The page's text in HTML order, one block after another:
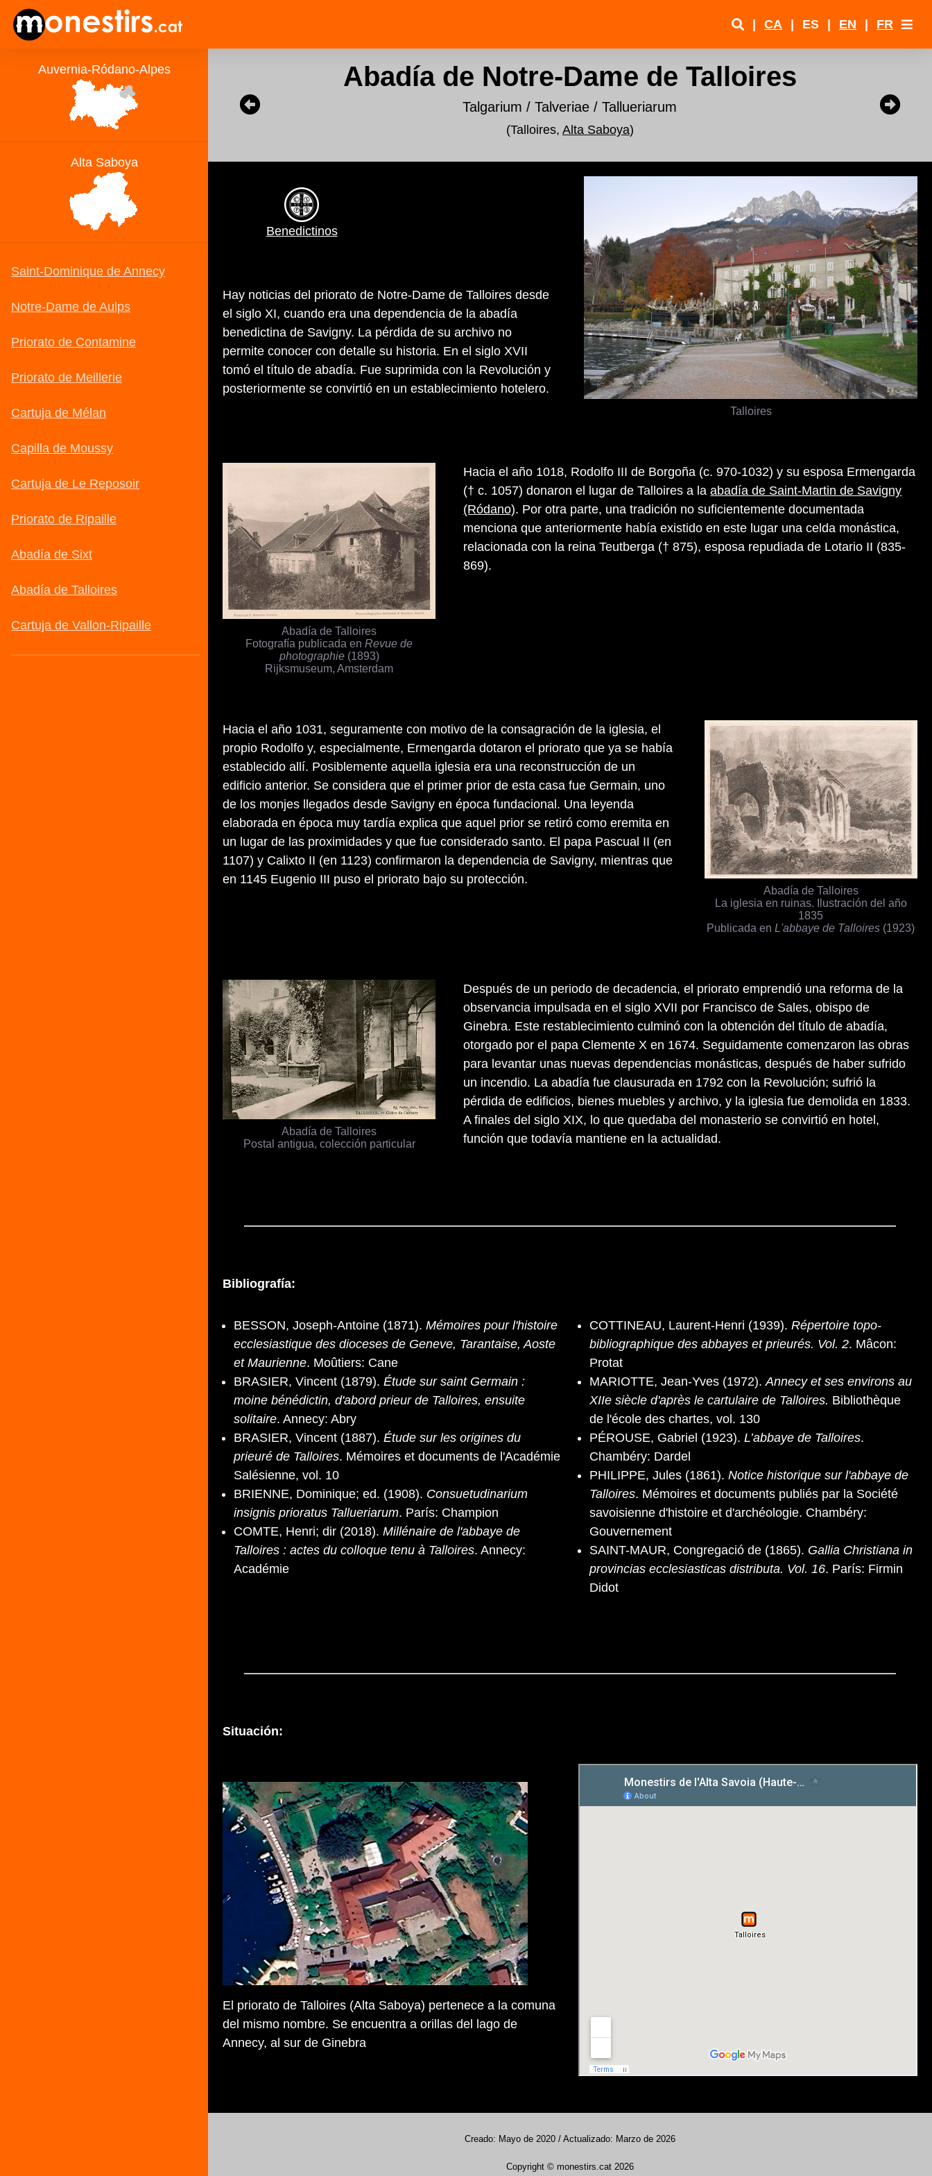
| CA | ES | EN | FR
Abadía de Notre-Dame de Talloires
Talgarium / Talveriae / Tallueriarum
(Talloires, Alta Saboya)
Talloires
Benedictinos
Hay noticias del priorato de Notre-Dame de Talloires desde
el siglo XI, cuando era una dependencia de la abadía
benedictina de Savigny. La pérdida de su archivo no
permite conocer con detalle su historia. En el siglo XVII
tomó el título de abadía. Fue suprimida con la Revolución y
posteriormente se convirtió en un establecimiento hotelero.
Abadía de Talloires
Fotografía publicada enRevue de
photographie(1893)
Rijksmuseum, Amsterdam
Hacia el año 1018, Rodolfo III de Borgoña (c. 970-1032) y su esposa Ermengarda
(† c. 1057) donaron el lugar de Talloires a laabadía de Saint-Martin de Savigny
(Ródano). Por otra parte, una tradición no suficientemente documentada
menciona que anteriormente había existido en este lugar una celda monástica,
relacionada con la reina Teutberga († 875), esposa repudiada de Lotario II (835-
869).
Hacia el año 1031, seguramente con motivo de la consagración de la iglesia, el
propio Rodolfo y, especialmente, Ermengarda dotaron el priorato que ya se había
establecido allí. Posiblemente aquella iglesia era una reconstrucción de un
edificio anterior. Se considera que el primer prior de esta casa fue Germain, uno
de los monjes llegados desde Savigny en época fundacional. Una leyenda
elaborada en época muy tardía explica que aquel prior se retiró como eremita en
un lugar de las proximidades y que fue considerado santo. El papa Pascual II (en
1107) y Calixto II (en 1123) confirmaron la dependencia de Savigny, mientras que
en 1145 Eugenio III puso el priorato bajo su protección.
Abadía de Talloires
La iglesia en ruinas. Ilustración del año
1835
Publicada enL'abbaye de Talloires (1923)
Abadía de Talloires
Postal antigua, colección particular
Después de un periodo de decadencia, el priorato emprendió una reforma de la
observancia impulsada en el siglo XVII por Francisco de Sales, obispo de
Ginebra. Este restablecimiento culminó con la obtención del título de abadía,
otorgado por el papa Clemente X en 1674. Seguidamente comenzaron las obras
para levantar unas nuevas dependencias monásticas, después de haber sufrido
un incendio. La abadía fue clausurada en 1792 con la Revolución; sufrió la
pérdida de edificios, bienes muebles y archivo, y la iglesia fue demolida en 1833.
A finales del siglo XIX, lo que quedaba del monasterio se convirtió en hotel,
función que todavía mantiene en la actualidad.
Bibliografía:
BESSON, Joseph-Antoine (1871). Mémoires pour l'histoire
ecclesiastique des dioceses de Geneve, Tarantaise, Aoste
et Maurienne. Moûtiers: Cane
BRASIER, Vincent (1879). Étude sur saint Germain :
moine bénédictin, d'abord prieur de Talloires, ensuite
solitaire. Annecy: Abry
BRASIER, Vincent (1887). Étude sur les origines du
prieuré de Talloires. Mémoires et documents de l'Académie
Salésienne, vol. 10
BRIENNE, Dominique; ed. (1908). Consuetudinarium
insignis prioratus Tallueriarum. París: Champion
COMTE, Henri; dir (2018). Millénaire de l'abbaye de
Talloires : actes du colloque tenu à Talloires. Annecy:
Académie
COTTINEAU, Laurent-Henri (1939). Répertoire topo-
bibliographique des abbayes et prieurés. Vol. 2. Mâcon:
Protat
MARIOTTE, Jean-Yves (1972). Annecy et ses environs au
XIIe siècle d'après le cartulaire de Talloires. Bibliothèque
de l'école des chartes, vol. 130
PÉROUSE, Gabriel (1923). L’abbaye de Talloires.
Chambéry: Dardel
PHILIPPE, Jules (1861). Notice historique sur l'abbaye de
Talloires. Mémoires et documents publiés par la Société
savoisienne d'histoire et d'archéologie. Chambéry:
Gouvernement
SAINT-MAUR, Congregació de (1865). Gallia Christiana in
provincias ecclesiasticas distributa. Vol. 16. París: Firmin
Didot
Situación:
El priorato de Talloires (Alta Saboya) pertenece a la comuna
del mismo nombre. Se encuentra a orillas del lago de
Annecy, al sur de Ginebra
Creado: Mayo de 2020 / Actualizado: Marzo de 2026